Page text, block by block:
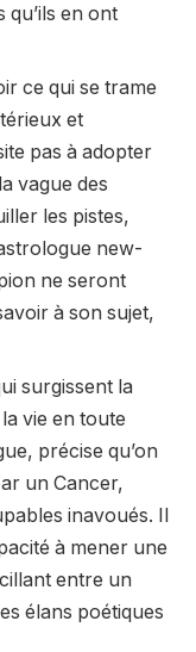
qu’ils en ont
ce qui se trame
et
pas à adopter
vague des
les pistes,
new-
ne seront
à son sujet,
surgissent la
vie en toute
précise qu’on
un Cancer,
inavoués. Il
à mener une
entre un
élans poétiques